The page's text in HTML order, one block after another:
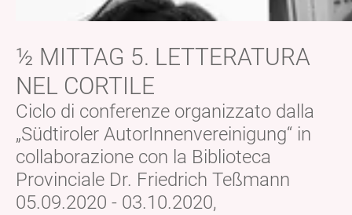
½ MITTAG 5. LETTERATURA
NEL CORTILE
Ciclo di conferenze organizzato dalla
„Südtiroler AutorInnenvereinigung“ in
collaborazione con la Biblioteca
Provinciale Dr. Friedrich Teßmann
05.09.2020 - 03.10.2020,